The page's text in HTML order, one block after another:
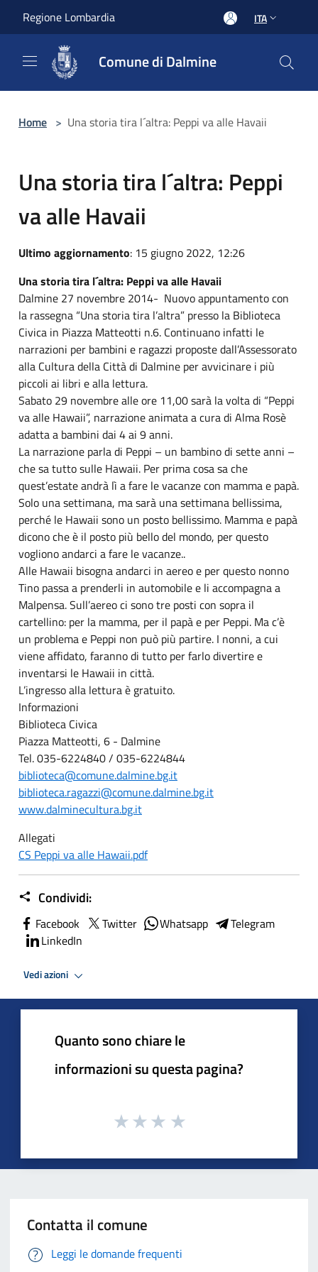
Regione Lombardia ITA
Comune di Dalmine
Home > Una storia tira l´altra: Peppi va alle Havaii
Una storia tira l´altra: Peppi
va alle Havaii
Ultimo aggiornamento: 15 giugno 2022, 12:26
Una storia tira l´altra: Peppi va alle Havaii
Dalmine 27 novembre 2014- Nuovo appuntamento con
la rassegna “Una storia tira l’altra” presso la Biblioteca
Civica in Piazza Matteotti n.6. Continuano infatti le
narrazioni per bambini e ragazzi proposte dall’Assessorato
alla Cultura della Città di Dalmine per avvicinare i più
piccoli ai libri e alla lettura.
Sabato 29 novembre alle ore 11,00 sarà la volta di “Peppi
va alle Hawaii”, narrazione animata a cura di Alma Rosè
adatta a bambini dai 4 ai 9 anni.
La narrazione parla di Peppi – un bambino di sette anni –
che sa tutto sulle Hawaii. Per prima cosa sa che
quest’estate andrà lì a fare le vacanze con mamma e papà.
Solo una settimana, ma sarà una settimana bellissima,
perché le Hawaii sono un posto bellissimo. Mamma e papà
dicono che è il posto più bello del mondo, per questo
vogliono andarci a fare le vacanze..
Alle Hawaii bisogna andarci in aereo e per questo nonno
Tino passa a prenderli in automobile e li accompagna a
Malpensa. Sull’aereo ci sono tre posti con sopra il
cartellino: per la mamma, per il papà e per Peppi. Ma c’è
un problema e Peppi non può più partire. I nonni, a cui
viene affidato, faranno di tutto per farlo divertire e
inventarsi le Hawaii in città.
L’ingresso alla lettura è gratuito.
Informazioni
Biblioteca Civica
Piazza Matteotti, 6 - Dalmine
Tel. 035-6224840 / 035-6224844
biblioteca@comune.dalmine.bg.it
biblioteca.ragazzi@comune.dalmine.bg.it
www.dalminecultura.bg.it
Allegati
CS Peppi va alle Hawaii.pdf
Condividi:
Facebook Twitter Whatsapp
Telegram
LinkedIn
Vedi azioni
Quanto sono chiare le
informazioni su questa pagina?
Contatta il comune
Leggi le domande frequenti